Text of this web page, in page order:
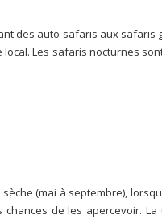
des auto-safaris aux safaris
Les safaris nocturnes
(mai à septembre),
de les apercevoir.